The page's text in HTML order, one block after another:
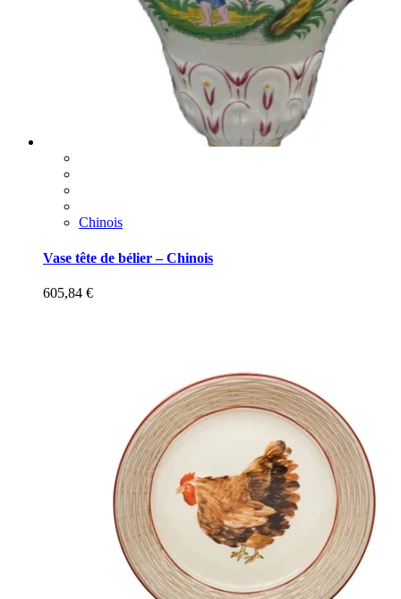
Chinois
Vase tête de bélier – Chinois
605,84 €